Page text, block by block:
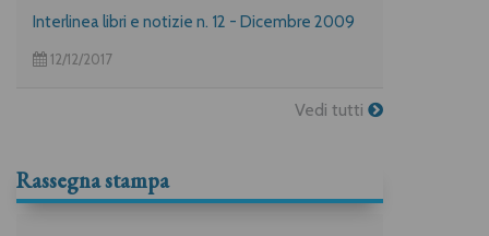
Interlinea libri e notizie n. 12 - Dicembre 2009
12/12/2017
Vedi tutti
Rassegna stampa